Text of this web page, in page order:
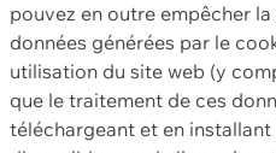
pouvez en outre empêcher
données générées par le
utilisation du site web (y
que le traitement de ces
téléchargeant et en